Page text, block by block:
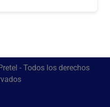
- Todos los derechos